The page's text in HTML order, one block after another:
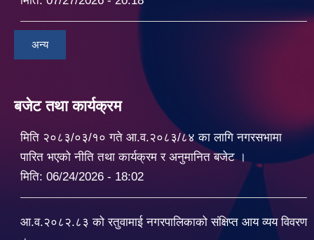
अन्य
बजेट तथा कार्यक्रम
मिति २०८३/०३/१० गते आ.व.२०८३/८४ का लागि नगरसभामा
पारित भएको नीति तथा कार्यक्रम र अनुमानित बजेट ।
मिति: 06/24/2026 - 18:02
आ.व.२०८२.८३ को रतुवामाई नगरपालिकाको संक्षिप्त आय व्यय विवरण